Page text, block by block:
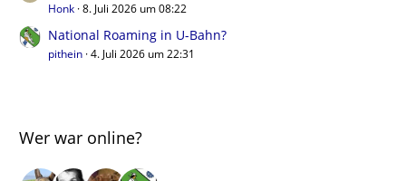
Honk 8. Juli 2026 um 08:22
National Roaming in U-Bahn?
pithein 4. Juli 2026 um 22:31
Wer war online?